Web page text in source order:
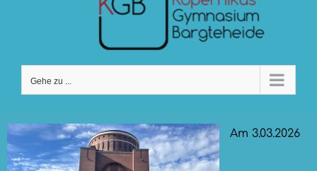
Gehe zu ...
Am 3.03.2026